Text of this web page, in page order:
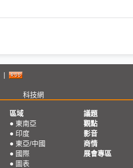
|
科技網
區域
● 東南亞
● 印度
● 東亞/中國
● 國際
● 圖表
議題
觀點
影音
商情
展會專區